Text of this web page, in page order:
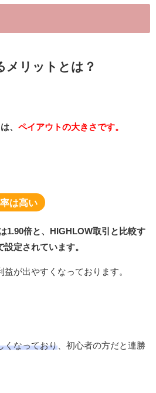
メリットとは？
、 ペイアウトの大きさです。
は高い
1.90倍と、HIGHLOW取引と比較す
定されています。
が出やすくなっております。
くなっており 、初心者の方だと連勝